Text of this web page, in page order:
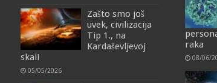
Zašto smo još
uvek, civilizacija
Tip 1., na
Kardaševljevoj
skali
05/05/2026
raka
08/06/